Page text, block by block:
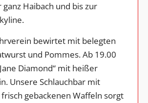
Haibach und bis zur
bewirtet mit belegten
und Pommes. Ab 19.00
Diamond“ mit heißer
Unsere Schlauchbar mit
gebackenen Waffeln sorgt